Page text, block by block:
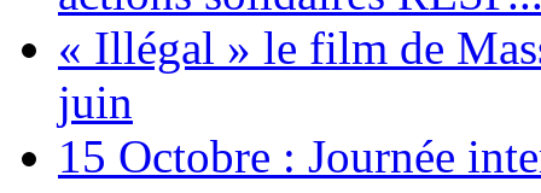
« Illégal » le film de
juin
15 Octobre : Journée